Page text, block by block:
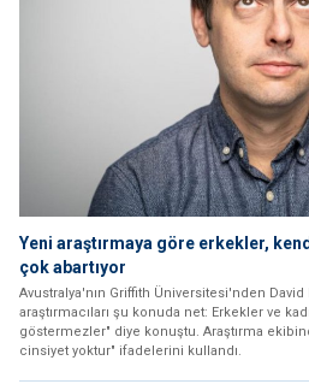
Yeni araştırmaya göre erkekler,
çok abartıyor
Avustralya'nın Griffith Üniversitesi'nden
araştırmacıları şu konuda net: Erkekler ve
göstermezler" diye konuştu. Araştırma
cinsiyet yoktur" ifadelerini kullandı.